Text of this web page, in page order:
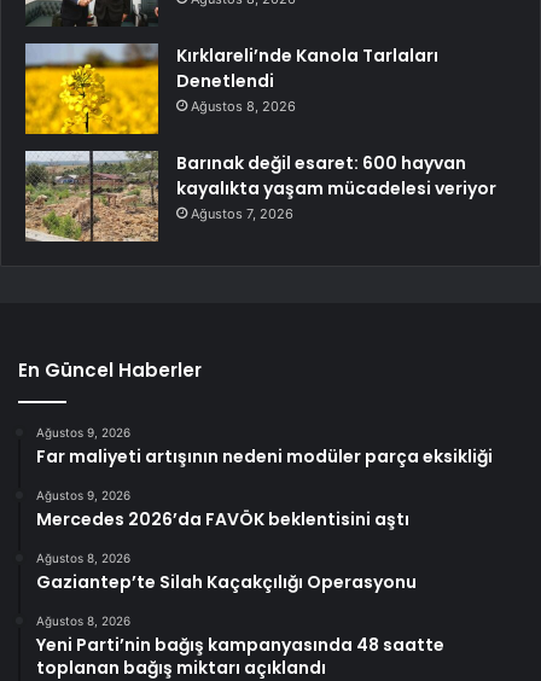
Kırklareli’nde Kanola Tarlaları
Denetlendi
Ağustos 8, 2026
Barınak değil esaret: 600 hayvan
kayalıkta yaşam mücadelesi veriyor
Ağustos 7, 2026
En Güncel Haberler
Ağustos 9, 2026
Far maliyeti artışının nedeni modüler parça eksikliği
Ağustos 9, 2026
Mercedes 2026’da FAVÖK beklentisini aştı
Ağustos 8, 2026
Gaziantep’te Silah Kaçakçılığı Operasyonu
Ağustos 8, 2026
Yeni Parti’nin bağış kampanyasında 48 saatte
toplanan bağış miktarı açıklandı